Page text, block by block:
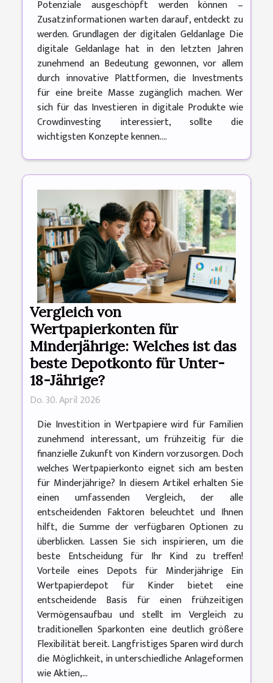
Potenziale ausgeschöpft werden können –
Zusatzinformationen warten darauf, entdeckt zu
werden. Grundlagen der digitalen Geldanlage Die
digitale Geldanlage hat in den letzten Jahren
zunehmend an Bedeutung gewonnen, vor allem
durch innovative Plattformen, die Investments
für eine breite Masse zugänglich machen. Wer
sich für das Investieren in digitale Produkte wie
Crowdinvesting interessiert, sollte die
wichtigsten Konzepte kennen....
Vergleich von
Wertpapierkonten für
Minderjährige: Welches ist das
beste Depotkonto für Unter-
18-Jährige?
Do. 30. April 2026
Die Investition in Wertpapiere wird für Familien
zunehmend interessant, um frühzeitig für die
finanzielle Zukunft von Kindern vorzusorgen. Doch
welches Wertpapierkonto eignet sich am besten
für Minderjährige? In diesem Artikel erhalten Sie
einen umfassenden Vergleich, der alle
entscheidenden Faktoren beleuchtet und Ihnen
hilft, die Summe der verfügbaren Optionen zu
überblicken. Lassen Sie sich inspirieren, um die
beste Entscheidung für Ihr Kind zu treffen!
Vorteile eines Depots für Minderjährige Ein
Wertpapierdepot für Kinder bietet eine
entscheidende Basis für einen frühzeitigen
Vermögensaufbau und stellt im Vergleich zu
traditionellen Sparkonten eine deutlich größere
Flexibilität bereit. Langfristiges Sparen wird durch
die Möglichkeit, in unterschiedliche Anlageformen
wie Aktien,...